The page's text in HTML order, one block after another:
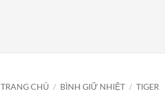
TRANG CHỦ / BÌNH GIỮ NHIỆT / TIGER